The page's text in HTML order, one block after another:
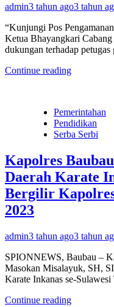
admin3 tahun ago3 tahun
“Kunjungi Pos
Ketua Bhayangkari
dukungan terhadap
Continue reading
Pemerintahan
Pendidikan
Serba Serbi
Kapolres
Daerah Karate
Bergilir
2023
admin3 tahun ago3 tahun
SPIONNEWS, Baubau –
Masokan Misalayuk, SH,
Karate Inkanas se-
Continue reading